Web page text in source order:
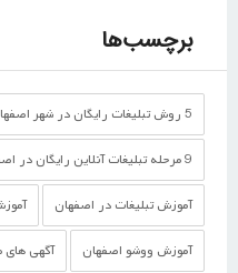
برچسب‌ها
5 روش تبلیغات رایگان در شهر اصفهان
9 مرحله تبلیغات آنلاین رایگان در اصفهان
آموزش تبلیغات در اصفهان
آموزش ووشو اصفهان آگهی های